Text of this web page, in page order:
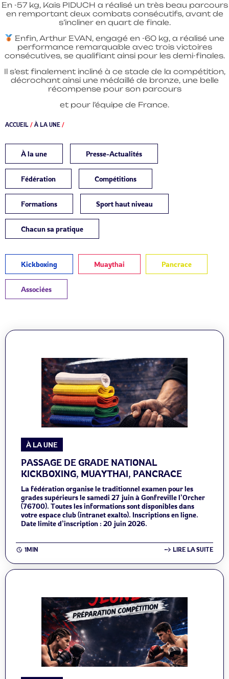
En -57 kg, Kais PIDUCH a réalisé un très beau parcours
en remportant deux combats consécutifs, avant de
s’incliner en quart de finale.
Enfin, Arthur EVAN, engagé en -60 kg, a réalisé une
performance remarquable avec trois victoires
consécutives, se qualifiant ainsi pour les demi-finales.
Il s’est finalement incliné à ce stade de la compétition,
décrochant ainsi une médaillé de bronze, une belle
récompense pour son parcours
et pour l’équipe de France.
ACCUEIL / À LA UNE /
À la une Presse-Actualités
Fédération Compétitions
Formations Sport haut niveau
Chacun sa pratique
Kickboxing Muaythai Pancrace
Associées
À LA UNE
PASSAGE DE GRADE NATIONAL
KICKBOXING, MUAYTHAI, PANCRACE
La fédération organise le traditionnel examen pour les
grades supérieurs le samedi 27 juin à Gonfreville l’Orcher
(76700). Toutes les informations sont disponibles dans
votre espace club (intranet exalto). Inscriptions en ligne.
Date limite d’inscription : 20 juin 2026.
1MIN LIRE LA SUITE